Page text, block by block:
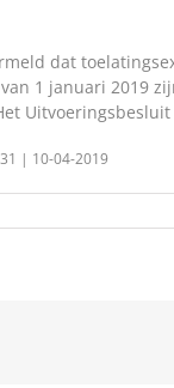
dat
1 januari 2019
| 10-04-2019